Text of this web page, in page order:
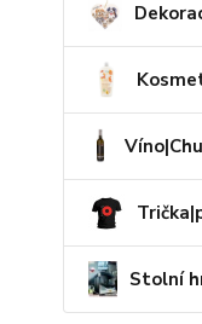
Stolní